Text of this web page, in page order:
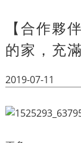
【合作夥
的家，充
2019-07-11